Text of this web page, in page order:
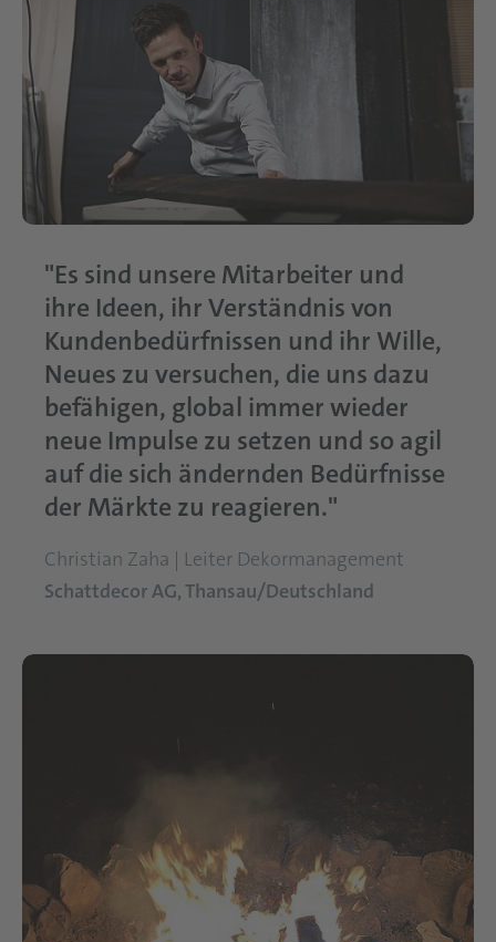
"Es sind unsere Mitarbeiter und
ihre Ideen, ihr Verständnis von
Kundenbedürfnissen und ihr Wille,
Neues zu versuchen, die uns dazu
befähigen, global immer wieder
neue Impulse zu setzen und so agil
auf die sich ändernden Bedürfnisse
der Märkte zu reagieren."
Christian Zaha | Leiter Dekormanagement
Schattdecor AG, Thansau/Deutschland